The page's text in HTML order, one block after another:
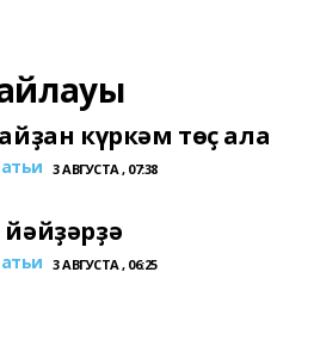
күркәм төҫ ала
3 АВГУСТА , 07:38
3 АВГУСТА , 06:25